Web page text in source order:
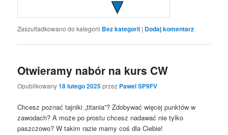
Zaszufladkowano do kategorii Bez kategorii | Dodaj komentarz
Otwieramy nabór na kurs CW
Opublikowany18 lutego 2025przez Pawel SP9FV
Chcesz poznać tajniki „titania”? Zdobywać więcej punktów w
zawodach? A może po prostu chcesz nadawać nie tylko
paszczowo? W takim razie mamy coś dla Ciebie!